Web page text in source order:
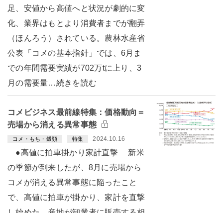
足、安値から高値へと状況が劇的に変
化、業界はもとより消費者までが翻弄
（ほんろう）されている。農林水産省
公表「コメの基本指針」では、6月ま
での年間需要実績が702万tに上り、3
月の需要量…続きを読む
コメビジネス最前線特集：価格動向＝
売場から消える異常事態
コメ・もち・穀類 特集 2024.10.16
●高値に拍車掛かり家計直撃 新米
の季節が到来したが、8月に売場から
コメが消える異常事態に陥ったこと
で、高値に拍車が掛かり、家計を直撃